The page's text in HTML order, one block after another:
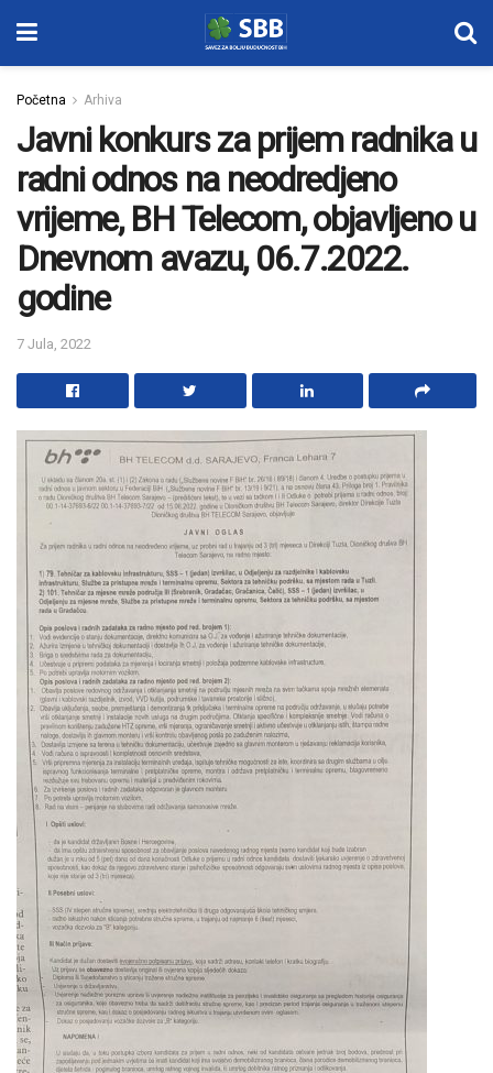
Početna Arhiva
Javni konkurs za prijem radnika u
radni odnos na neodredjeno
vrijeme, BH Telecom, objavljeno u
Dnevnom avazu, 06.7.2022.
godine
7 Jula, 2022